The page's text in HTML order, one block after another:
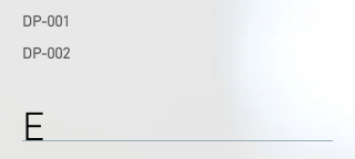
DP-001
DP-002
E